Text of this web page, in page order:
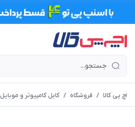
اچ پی کالا / فروشگاه / کابل کامپیوتر و موبایل